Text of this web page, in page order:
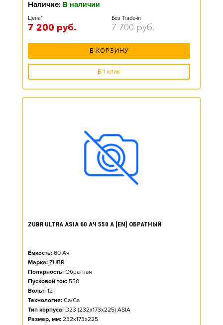
Наличие: В наличии
Цена*
7 200 руб.
Без Trade-in
7 700 руб.
В КОРЗИНУ
В 1 клик
ZUBR ULTRA ASIA 60 АЧ 550 А [EN] ОБРАТНЫЙ
Ёмкость: 60 Ач
Марка: ZUBR
Полярность: Обратная
Пусковой ток: 550
Вольт: 12
Технология: Ca/Ca
Тип корпуса: D23 (232x173x225) ASIA
Размер, мм: 232x173x225